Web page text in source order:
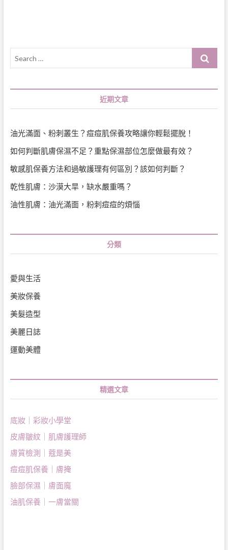
Search
近期文章
油光滿面、粉刺叢生？痘痘肌保養攻略讓你輕鬆擺脫！
如何判斷肌膚保濕不足？重點保濕部位怎麼做最有效？
敏感肌保養方法和過敏護理有何區別？該如何判斷？
乾性肌膚：沙漠大旱，缺水嚴重嗎？
油性肌膚：油光滿面，粉刺痘痘的煩惱
分類
愛與生活
美妝保養
美髮造型
美麗日誌
運動美體
精選文章
底妝｜彩妝小學堂
皮膚皺紋｜肌膚護理師
膚質檢測｜蔻是美
痘痘肌保養｜膚掩
臉部保濕｜膚面魔
油肌保養｜一膚當關